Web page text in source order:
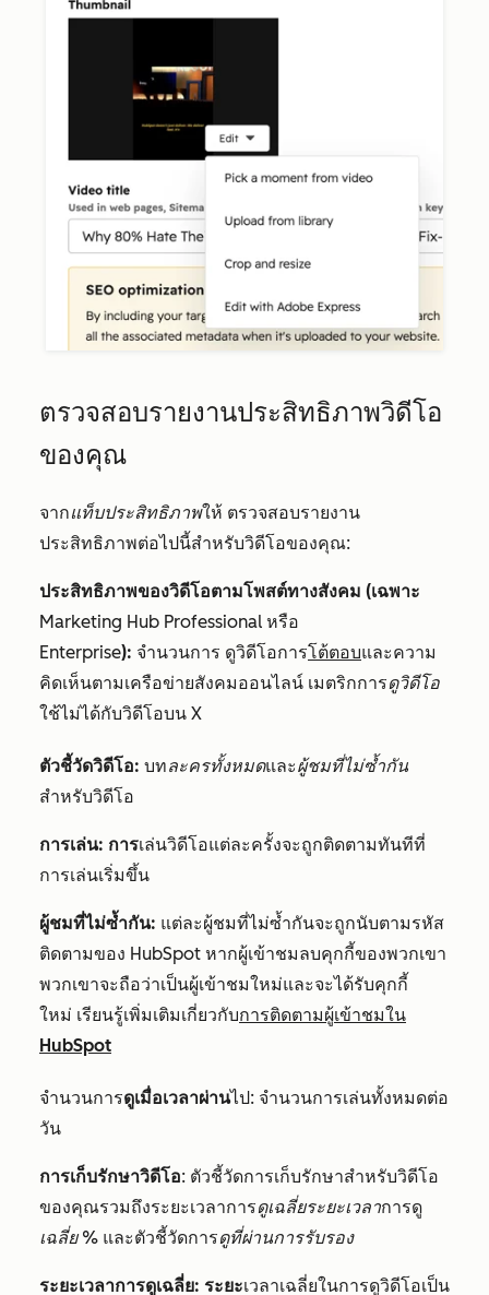
ตรวจสอบรายงานประสิทธิภาพวิดีโอ
ของคุณ
จากแท็บประสิทธิภาพให้ ตรวจสอบรายงาน
ประสิทธิภาพต่อไปนี้สำหรับวิดีโอของคุณ:
ประสิทธิภาพของวิดีโอตามโพสต์ทางสังคม (เฉพาะ
Marketing Hub Professional หรือ
Enterprise): จำนวนการ ดูวิดีโอการโต้ตอบและความ
คิดเห็นตามเครือข่ายสังคมออนไลน์ เมตริกการดูวิดีโอ
ใช้ไม่ได้กับวิดีโอบน X
ตัวชี้วัดวิดีโอ: บทละครทั้งหมดและผู้ชมที่ไม่ซ้ำกัน
สำหรับวิดีโอ
การเล่น: การเล่นวิดีโอแต่ละครั้งจะถูกติดตามทันทีที่
การเล่นเริ่มขึ้น
ผู้ชมที่ไม่ซ้ำกัน: แต่ละผู้ชมที่ไม่ซ้ำกันจะถูกนับตามรหัส
ติดตามของ HubSpot หากผู้เข้าชมลบคุกกี้ของพวกเขา
พวกเขาจะถือว่าเป็นผู้เข้าชมใหม่และจะได้รับคุกกี้
ใหม่ เรียนรู้เพิ่มเติมเกี่ยวกับการติดตามผู้เข้าชมใน
HubSpot
จำนวนการดูเมื่อเวลาผ่านไป: จำนวนการเล่นทั้งหมดต่อ
วัน
การเก็บรักษาวิดีโอ: ตัวชี้วัดการเก็บรักษาสำหรับวิดีโอ
ของคุณรวมถึงระยะเวลาการดูเฉลี่ยระยะเวลาการดู
เฉลี่ย % และตัวชี้วัดการดูที่ผ่านการรับรอง
ระยะเวลาการดูเฉลี่ย: ระยะเวลาเฉลี่ยในการดูวิดีโอเป็น